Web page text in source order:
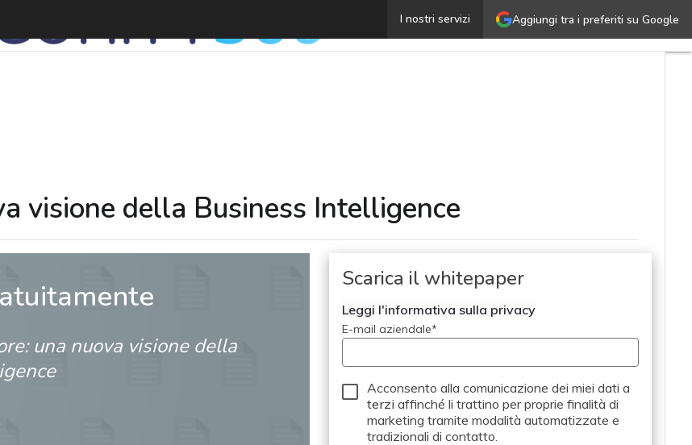
Aggiungi tra i preferiti su Google
I nostri servizi
Dal dato al valore: una nuova visione della Business
visione della Business Intelligence
una nuova visione della
Scarica il whitepaper
Leggi l'informativa sulla privacy
E-mail aziendale*
Acconsento alla comunicazione dei miei dati a
terzi affinché li trattino per proprie finalità di
marketing tramite modalità automatizzate e
tradizionali di contatto.